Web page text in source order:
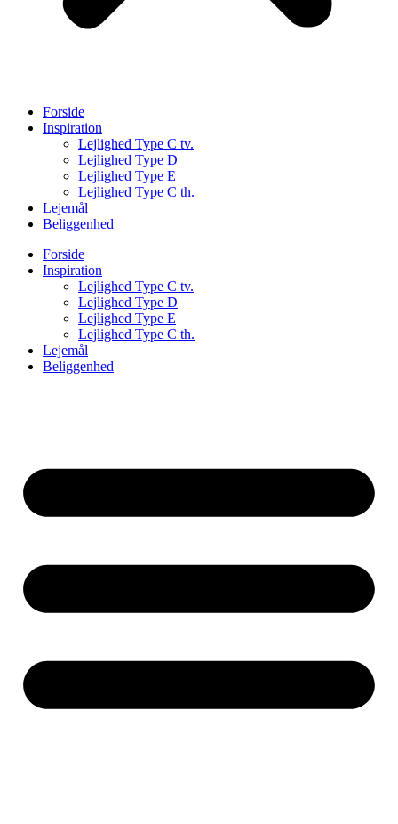
Forside
Inspiration
Lejlighed Type C tv.
Lejlighed Type D
Lejlighed Type E
Lejlighed Type C th.
Lejemål
Beliggenhed
Forside
Inspiration
Lejlighed Type C tv.
Lejlighed Type D
Lejlighed Type E
Lejlighed Type C th.
Lejemål
Beliggenhed